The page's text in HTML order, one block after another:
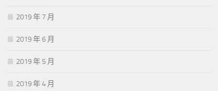
2019 年 7 月
2019 年 6 月
2019 年 5 月
2019 年 4 月